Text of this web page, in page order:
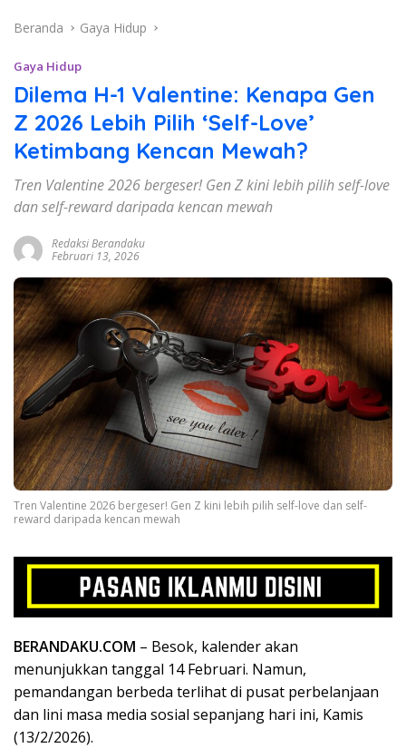
Beranda Gaya Hidup
Gaya Hidup
Dilema H-1 Valentine: Kenapa Gen
Z 2026 Lebih Pilih ‘Self-Love’
Ketimbang Kencan Mewah?
Tren Valentine 2026 bergeser! Gen Z kini lebih pilih self-love
dan self-reward daripada kencan mewah
Redaksi Berandaku
Februari 13, 2026
Tren Valentine 2026 bergeser! Gen Z kini lebih pilih self-love dan self-
reward daripada kencan mewah
BERANDAKU.COM – Besok, kalender akan
menunjukkan tanggal 14 Februari. Namun,
pemandangan berbeda terlihat di pusat perbelanjaan
dan lini masa media sosial sepanjang hari ini, Kamis
(13/2/2026).